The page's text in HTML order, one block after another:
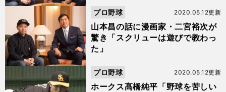
バ
山本昌の話に漫画家・二宮裕次が
驚き「スクリューは遊びで教わっ
た」
2020.05.12更新
プロ野球
ホークス髙橋純平「野球を苦しい
2020.05.12更新
プロ野球